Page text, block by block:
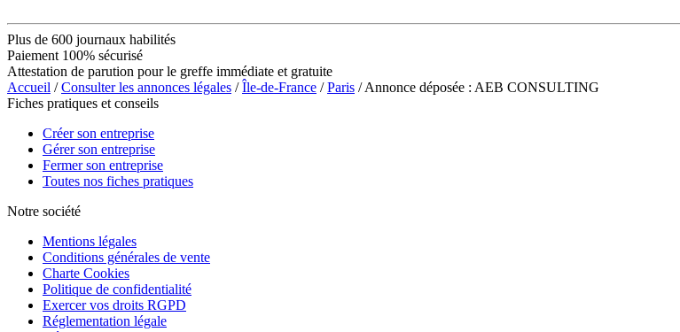
Plus de 600 journaux habilités
Paiement 100% sécurisé
Attestation de parution pour le greffe immédiate et gratuite
Accueil /Consulter les annonces légales /Île-de-France /Paris / Annonce déposée : AEB CONSULTING
Fiches pratiques et conseils
Créer son entreprise
Gérer son entreprise
Fermer son entreprise
Toutes nos fiches pratiques
Notre société
Mentions légales
Conditions générales de vente
Charte Cookies
Politique de confidentialité
Exercer vos droits RGPD
Réglementation légale